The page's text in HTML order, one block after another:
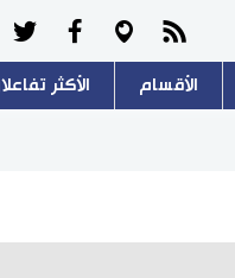
الأقسام الأكثر تفاعلا